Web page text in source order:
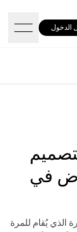
الدخول
في
الذي يُقام للمرة